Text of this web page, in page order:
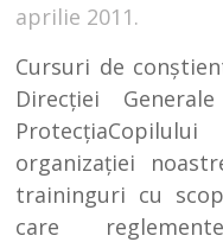
aprilie 2011.
Cursuri de
Direcţiei
organizaţiei
traininguri cu
care